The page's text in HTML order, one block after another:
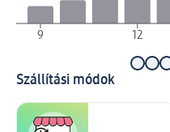
9 12
Szállítási módok